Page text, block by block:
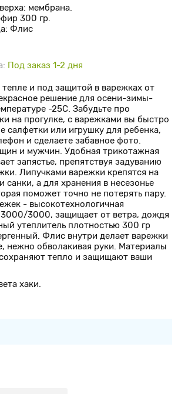
мембрана.
300 гр.
Флис
Под заказ 1-2 дня
и под защитой в варежках от
решение для осени-зимы-
-25С. Забудьте про
на прогулке, с варежками вы быстро
салфетки или игрушку для ребенка,
и сделаете забавное фото.
и мужчин. Удобная трикотажная
запястье, препятствуя задуванию
Липучками варежки крепятся на
а для хранения в несезонье
поможет точно не потерять пару.
- высокотехнологичная
3000/3000, защищает от ветра, дождя
утеплитель плотностью 300 гр
Флис внутри делает варежки
нежно обволакивая руки. Материалы
тепло и защищают ваши
хаки.